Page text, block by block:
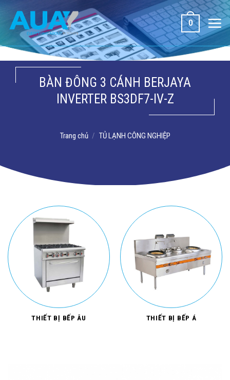
dung
0
BÀN ĐÔNG 3 CÁNH BERJAYA
INVERTER BS3DF7-IV-Z
Trang chủ / TỦ LẠNH CÔNG NGHIỆP
THIẾT BỊ BẾP ÂU THIẾT BỊ BẾP Á